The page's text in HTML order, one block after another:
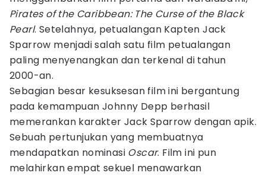
Pirates of the Caribbean: The Curse of the Black
Pearl. Setelahnya, petualangan Kapten Jack
Sparrow menjadi salah satu film petualangan
paling menyenangkan dan terkenal di tahun
2000-an.
Sebagian besar kesuksesan film ini bergantung
pada kemampuan Johnny Depp berhasil
memerankan karakter Jack Sparrow dengan apik.
Sebuah pertunjukan yang membuatnya
mendapatkan nominasi Oscar. Film ini pun
melahirkan empat sekuel menawarkan